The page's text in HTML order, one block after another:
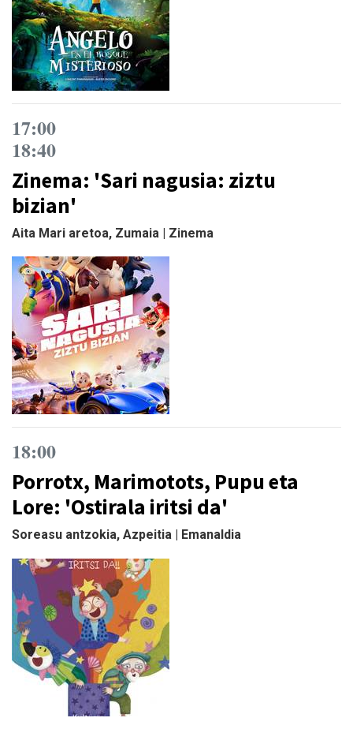
17:00
18:40
Zinema: 'Sari nagusia: ziztu
bizian'
Aita Mari aretoa, Zumaia | Zinema
18:00
Porrotx, Marimotots, Pupu eta
Lore: 'Ostirala iritsi da'
Soreasu antzokia, Azpeitia | Emanaldia